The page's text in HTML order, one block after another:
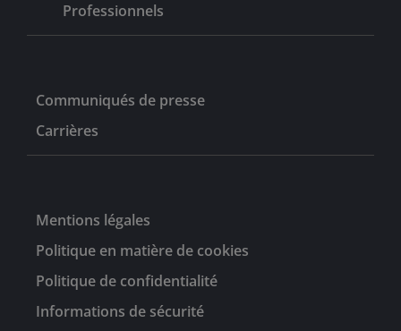
Professionnels
Communiqués de presse
Carrières
Mentions légales
Politique en matière de cookies
Politique de confidentialité
Informations de sécurité